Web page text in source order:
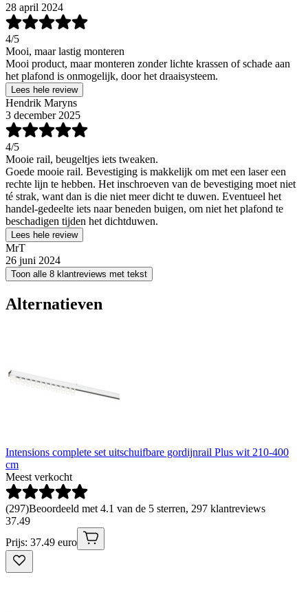
28 april 2024
4/5
Mooi, maar lastig monteren
Mooi product, maar monteren zonder lichte krassen of schade aan
het plafond is onmogelijk, door het draaisysteem.
Lees hele review
Hendrik Maryns
3 december 2025
4/5
Mooie rail, beugeltjes iets tweaken.
Goede mooie rail. Bevestiging is makkelijk om met een laser een
rechte lijn te hebben. Het inschroeven van de bevestiging moet niet
té strak, want dan is die niet meer dicht te duwen. Eventueel het
handel-gedeelte iets naar beneden buigen, om niet het plafond te
beschadigen tijden het dichtduwen.
Lees hele review
MrT
26 juni 2024
Toon alle 8 klantreviews met tekst
Alternatieven
Intensions complete set uitschuifbare gordijnrail Plus wit 210-400
cm
Meest verkocht
(297)Beoordeeld met 4.1 van de 5 sterren, 297 klantreviews
37.49
Prijs: 37.49 euro